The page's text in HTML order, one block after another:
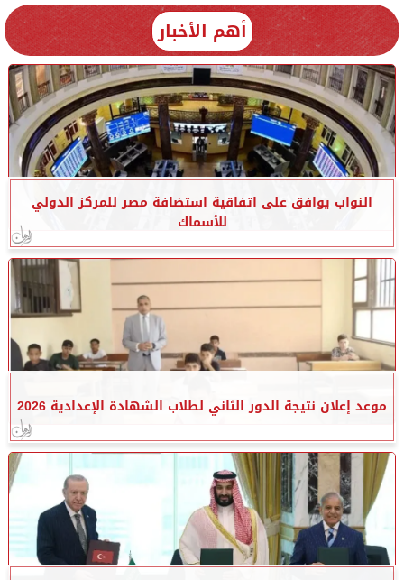
أهم الأخبار
النواب يوافق على اتفاقية استضافة مصر للمركز الدولي
للأسماك
موعد إعلان نتيجة الدور الثاني لطلاب الشهادة الإعدادية 2026